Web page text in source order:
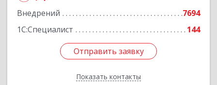
Внедрений
7694
1С:Специалист
144
Отправить заявку
Показать контакты
Отправить заявку
Назад